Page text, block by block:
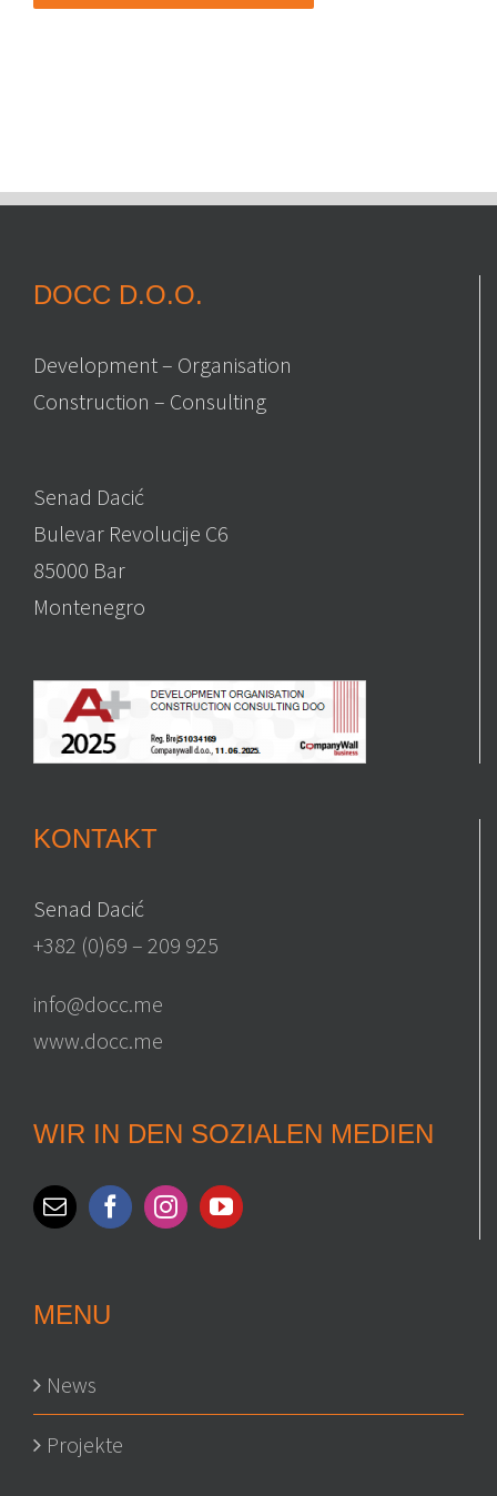
DOCC D.O.O.
Development – Organisation
Construction – Consulting
Senad Dacić
Bulevar Revolucije C6
85000 Bar
Montenegro
KONTAKT
Senad Dacić
+382 (0)69 – 209 925
info@docc.me
www.docc.me
WIR IN DEN SOZIALEN MEDIEN
MENU
News
Projekte